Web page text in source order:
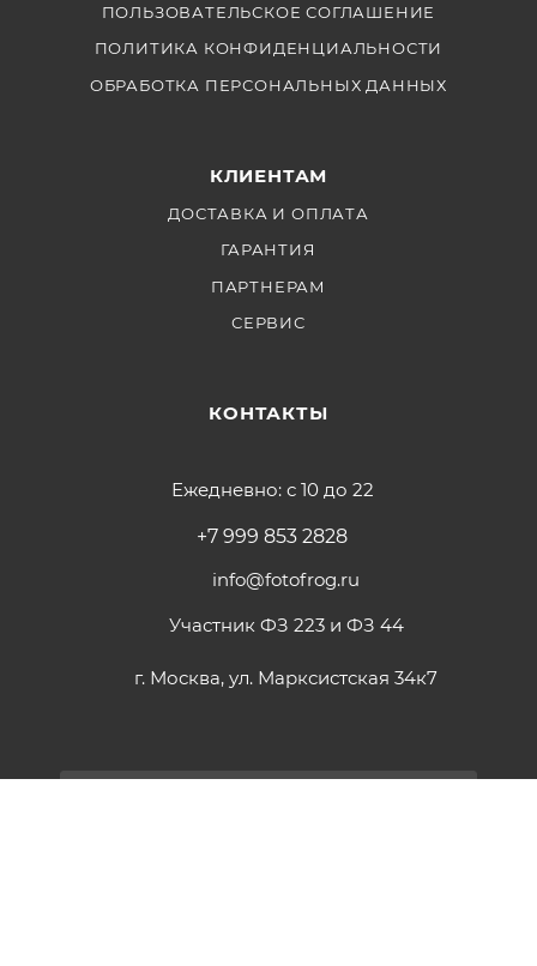
Изображение заморозить
ПОЛЬЗОВАТЕЛЬСКОЕ СОГЛАШЕНИЕ
ПОЛИТИКА КОНФИДЕНЦИАЛЬНОСТИ
ОБРАБОТКА ПЕРСОНАЛЬНЫХ ДАННЫХ
КЛИЕНТАМ
ДОСТАВКА И ОПЛАТА
ГАРАНТИЯ
ПАРТНЕРАМ
СЕРВИС
КОНТАКТЫ
Ежедневно: с 10 до 22
+7 999 853 2828
info@fotofrog.ru
Участник ФЗ 223 и ФЗ 44
г. Москва, ул. Марксистская 34к7